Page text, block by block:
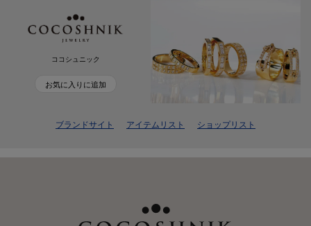
ココシュニック
お気に入りに追加
ブランドサイト アイテムリスト ショップリスト